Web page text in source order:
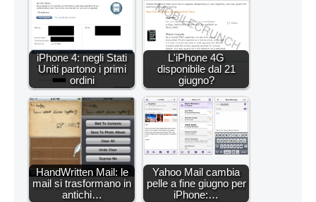
iPhone 4: negli Stati
Uniti partono i primi
ordini
L'iPhone 4G
disponibile dal 21
giugno?
HandWritten Mail: le
mail si trasformano in
antichi…
Yahoo Mail cambia
pelle a fine giugno per
iPhone:…